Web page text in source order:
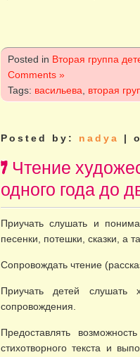
Posted in Вторая группа
Comments »
Tags: васильева вторая
Posted by: nadya |
7 Чтение
одного года до
Приучать слушать и
песенки, потешки, сказки, а
Сопровождать чтение
Приучать детей слушать
сопровождения.
Предоставлять
стихотворного текста и